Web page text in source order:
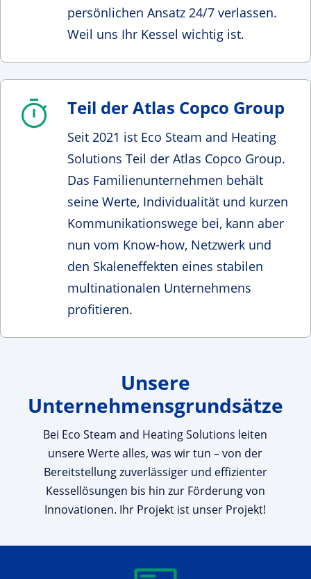
persönlichen Ansatz 24/7 verlassen.
Weil uns Ihr Kessel wichtig ist.
Teil der Atlas Copco Group
Seit 2021 ist Eco Steam and Heating
Solutions Teil der Atlas Copco Group.
Das Familienunternehmen behält
seine Werte, Individualität und kurzen
Kommunikationswege bei, kann aber
nun vom Know-how, Netzwerk und
den Skaleneffekten eines stabilen
multinationalen Unternehmens
profitieren.
Unsere
Unternehmensgrundsätze
Bei Eco Steam and Heating Solutions leiten
unsere Werte alles, was wir tun – von der
Bereitstellung zuverlässiger und effizienter
Kessellösungen bis hin zur Förderung von
Innovationen. Ihr Projekt ist unser Projekt!